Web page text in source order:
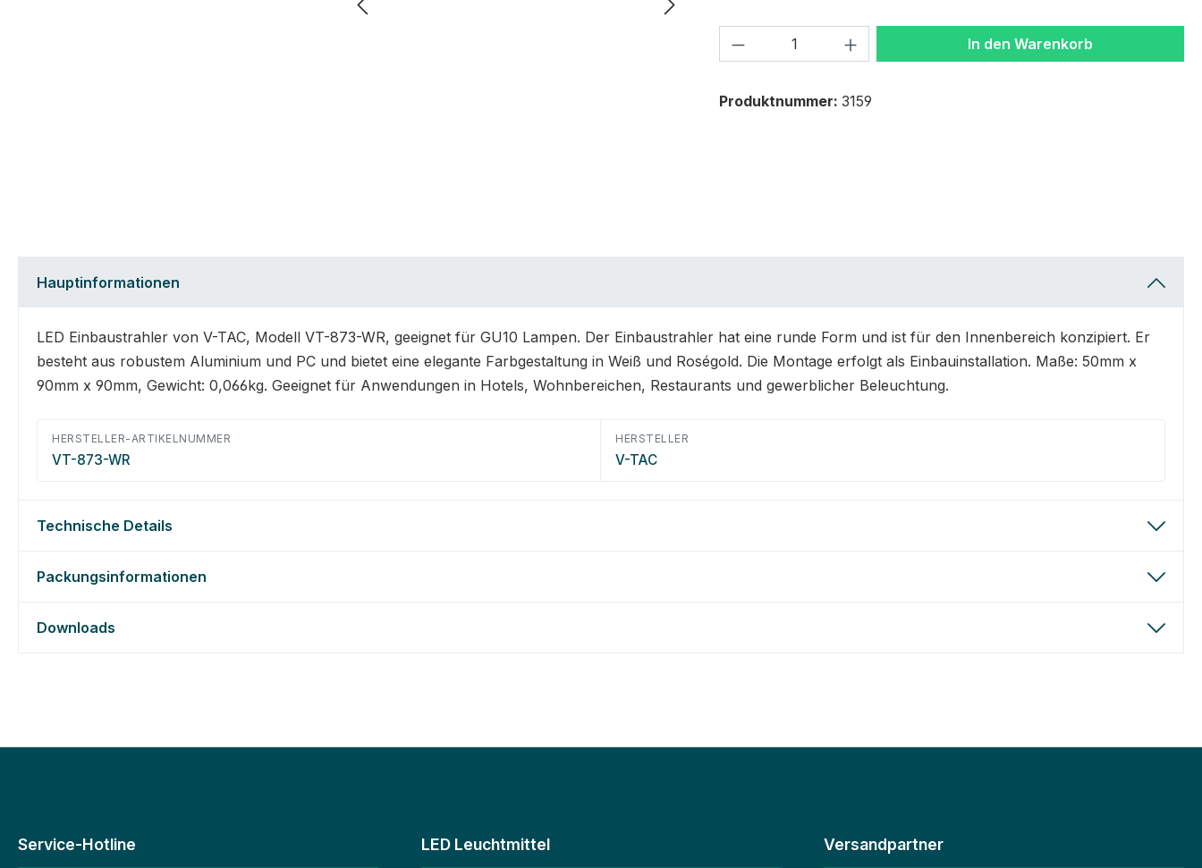
Produkt Anzahl: Gib den gewünschten Wert
In den Warenkorb
Produktnummer: 3159
Hauptinformationen
LED Einbaustrahler von V-TAC, Modell VT-873-WR, geeignet für GU10 Lampen. Der Einbaustrahler hat eine runde Form und ist für den Innenbereich konzipiert. Er
besteht aus robustem Aluminium und PC und bietet eine elegante Farbgestaltung in Weiß und Roségold. Die Montage erfolgt als Einbauinstallation. Maße: 50mm x
90mm x 90mm, Gewicht: 0,066kg. Geeignet für Anwendungen in Hotels, Wohnbereichen, Restaurants und gewerblicher Beleuchtung.
HERSTELLER-ARTIKELNUMMER
VT-873-WR
HERSTELLER
V-TAC
Technische Details
Packungsinformationen
Downloads
Service-Hotline LED Leuchtmittel Versandpartner